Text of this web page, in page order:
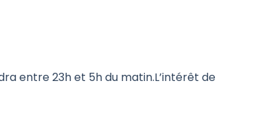
entre 23h et 5h du matin.L’intérêt de